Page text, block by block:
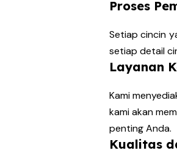
Proses
Setiap cincin
setiap detail
Layanan
Kami
kami akan
penting Anda.
Kualitas